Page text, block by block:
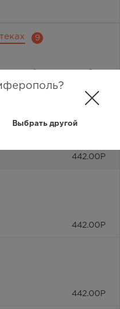
Выбрать другой
9
442.00 Р
442.00 Р
442.00 Р